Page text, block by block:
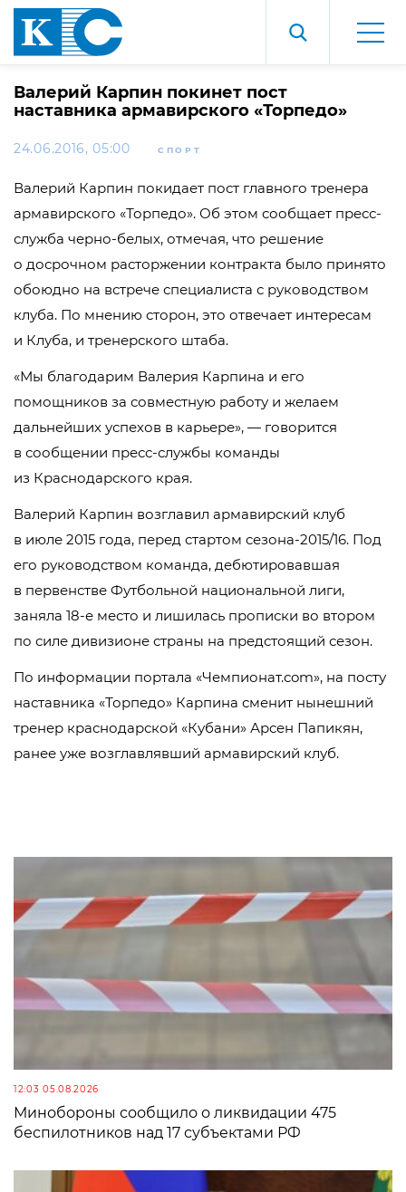
Валерий Карпин покинет пост
наставника армавирского «Торпедо»
24.06.2016, 05:00 СПОРТ
Валерий Карпин покидает пост главного тренера
армавирского «Торпедо». Об этом сообщает пресс-
служба черно-белых, отмечая, что решение
о досрочном расторжении контракта было принято
обоюдно на встрече специалиста с руководством
клуба. По мнению сторон, это отвечает интересам
и Клуба, и тренерского штаба.
«Мы благодарим Валерия Карпина и его
помощников за совместную работу и желаем
дальнейших успехов в карьере», — говорится
в сообщении пресс-службы команды
из Краснодарского края.
Валерий Карпин возглавил армавирский клуб
в июле 2015 года, перед стартом сезона-2015/16. Под
его руководством команда, дебютировавшая
в первенстве Футбольной национальной лиги,
заняла 18-е место и лишилась прописки во втором
по силе дивизионе страны на предстоящий сезон.
По информации портала «Чемпионат.com», на посту
наставника «Торпедо» Карпина сменит нынешний
тренер краснодарской «Кубани» Арсен Папикян,
ранее уже возглавлявший армавирский клуб.
12:03 05.08.2026
Минобороны сообщило о ликвидации 475
беспилотников над 17 субъектами РФ